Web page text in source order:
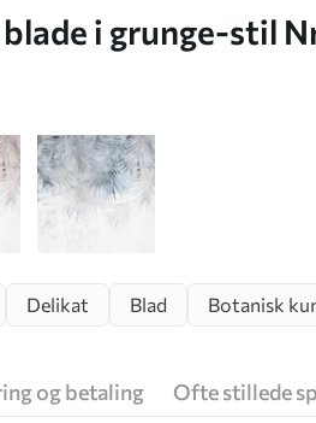
i grunge-stil
Delikat Blad Botanisk
og betaling Ofte stillede